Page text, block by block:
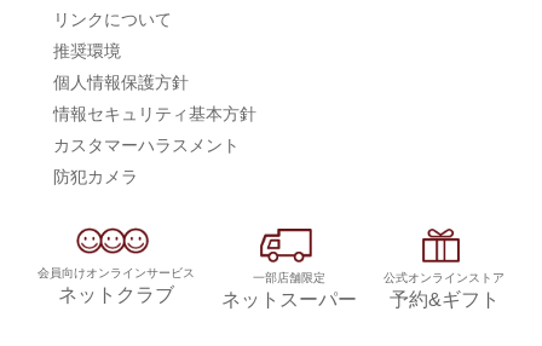
リンクについて
推奨環境
個人情報保護方針
情報セキュリティ基本方針
カスタマーハラスメント
防犯カメラ
会員向けオンラインサービス
ネットクラブ
一部店舗限定
ネットスーパー
公式オンラインストア
予約&ギフト